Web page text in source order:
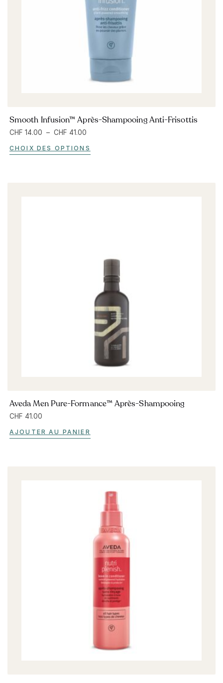
Smooth Infusion™ Après-Shampooing Anti-Frisottis
CHF 14.00 – CHF 41.00
CHOIX DES OPTIONS
Aveda Men Pure-Formance™ Après-Shampooing
CHF 41.00
AJOUTER AU PANIER